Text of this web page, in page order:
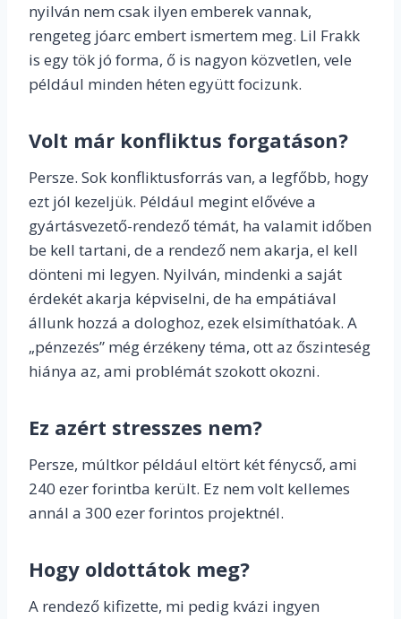
nyilván nem csak ilyen emberek vannak,
rengeteg jóarc embert ismertem meg. Lil Frakk
is egy tök jó forma, ő is nagyon közvetlen, vele
például minden héten együtt focizunk.
Volt már konfliktus forgatáson?
Persze. Sok konfliktusforrás van, a legfőbb, hogy
ezt jól kezeljük. Például megint elővéve a
gyártásvezető-rendező témát, ha valamit időben
be kell tartani, de a rendező nem akarja, el kell
dönteni mi legyen. Nyilván, mindenki a saját
érdekét akarja képviselni, de ha empátiával
állunk hozzá a dologhoz, ezek elsimíthatóak. A
„pénzezés” még érzékeny téma, ott az őszinteség
hiánya az, ami problémát szokott okozni.
Ez azért stresszes nem?
Persze, múltkor például eltört két fénycső, ami
240 ezer forintba került. Ez nem volt kellemes
annál a 300 ezer forintos projektnél.
Hogy oldottátok meg?
A rendező kifizette, mi pedig kvázi ingyen